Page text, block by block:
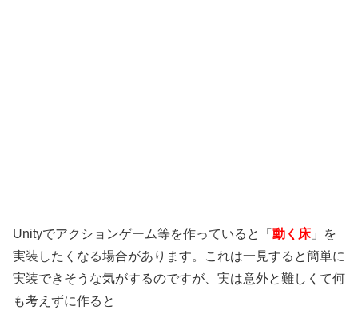
Unityでアクションゲーム等を作っていると「 動く床」を
実装したくなる場合があります。これは一見すると簡単に
実装できそうな気がするのですが、実は意外と難しくて何
も考えずに作ると